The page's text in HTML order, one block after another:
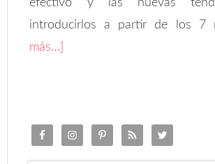
efectivo y las nuevas
introducirlos a partir de los 7
más…]